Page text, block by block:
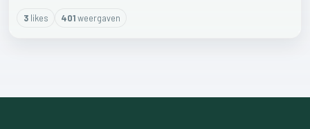
3likes 401weergaven